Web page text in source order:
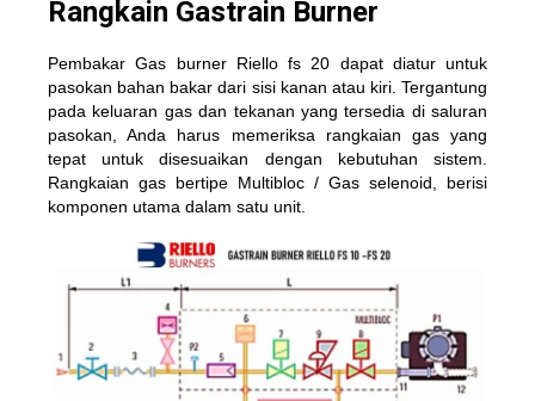
Rangkain Gastrain Burner
Pembakar Gas burner Riello fs 20 dapat diatur untuk
pasokan bahan bakar dari sisi kanan atau kiri. Tergantung
pada keluaran gas dan tekanan yang tersedia di saluran
pasokan, Anda harus memeriksa rangkaian gas yang
tepat untuk disesuaikan dengan kebutuhan sistem.
Rangkaian gas bertipe Multibloc / Gas selenoid, berisi
komponen utama dalam satu unit.